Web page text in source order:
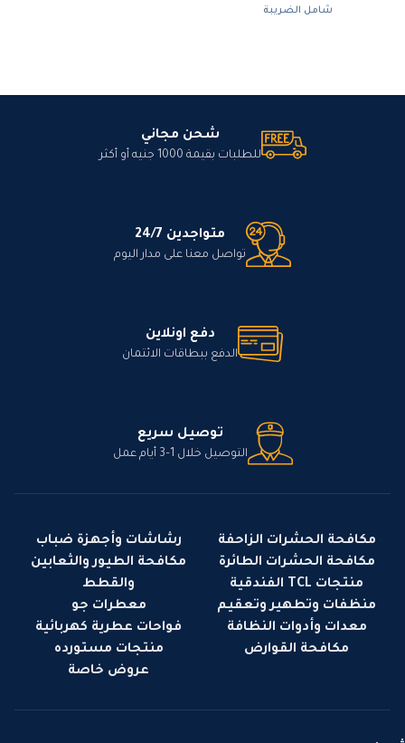
شامل الضريبة
شحن مجاني
للطلبات بقيمة 1000 جنيه أو أكثر
متواجدين 24/7
تواصل معنا على مدار اليوم
دفع اونلاين
الدفع ببطاقات الائتمان
توصيل سريع
التوصيل خلال 1–3 أيام عمل
مكافحة الحشرات الزاحفة
مكافحة الحشرات الطائرة
منتجات TCL الفندقية
منظفات وتطهير وتعقيم
معدات وأدوات النظافة
مكافحة القوارض
رشاشات وأجهزة ضباب
مكافحة الطيور والثعابين
والقطط
معطرات جو
فواحات عطرية كهربائية
منتجات مستورده
عروض خاصة